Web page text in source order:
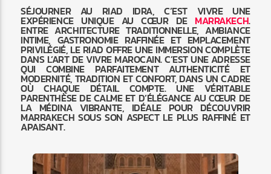
SÉJOURNER AU RIAD IDRA, C’EST VIVRE UNE
EXPÉRIENCE UNIQUE AU CŒUR DEMARRAKECH.
ENTRE ARCHITECTURE TRADITIONNELLE, AMBIANCE
INTIME, GASTRONOMIE RAFFINÉE ET EMPLACEMENT
PRIVILÉGIÉ, LE RIAD OFFRE UNE IMMERSION COMPLÈTE
DANS L’ART DE VIVRE MAROCAIN. C’EST UNE ADRESSE
QUI COMBINE PARFAITEMENT AUTHENTICITÉ ET
MODERNITÉ, TRADITION ET CONFORT, DANS UN CADRE
OÙ CHAQUE DÉTAIL COMPTE. UNE VÉRITABLE
PARENTHÈSE DE CALME ET D’ÉLÉGANCE AU CŒUR DE
LA MÉDINA VIBRANTE, IDÉALE POUR DÉCOUVRIR
MARRAKECH SOUS SON ASPECT LE PLUS RAFFINÉ ET
APAISANT.